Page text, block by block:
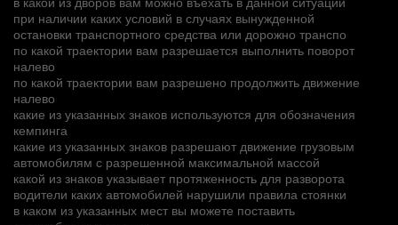
при наличии каких условий в случаях вынужденной
остановки транспортного средства или дорожно транспо
по какой траектории вам разрешается выполнить поворот
налево
по какой траектории вам разрешено продолжить движение
налево
какие из указанных знаков используются для обозначения
кемпинга
какие из указанных знаков разрешают движение грузовым
автомобилям с разрешенной максимальной массой
какой из знаков указывает протяженность для разворота
водители каких автомобилей нарушили правила стоянки
в каком из указанных мест вы можете поставить